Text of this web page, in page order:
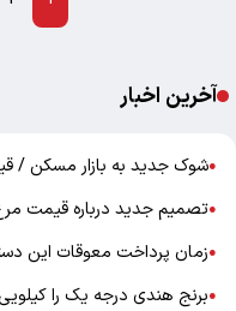
آخرین اخبار
●شوک جدید به بازار مسکن /
●تصمیم جدید درباره قیمت
●زمان پرداخت معوقات این
●برنج هندی درجه یک را